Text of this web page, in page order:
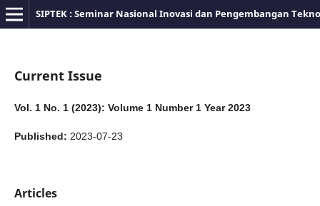
SIPTEK : Seminar Nasional Inovasi dan Pengembangan
Current Issue
Vol. 1 No. 1 (2023): Volume 1 Number 1 Year 2023
Published: 2023-07-23
Articles